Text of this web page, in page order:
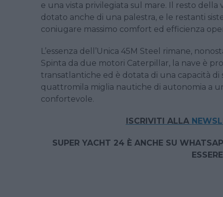
e una vista privilegiata sul mare. Il resto
dotato anche di una palestra, e le restanti
coniugare massimo comfort ed efficienza
L’essenza dell’Unica 45M Steel rimane,
Spinta da due motori Caterpillar, la nave è
transatlantiche ed è dotata di una capacità
quattromila miglia nautiche di autonomia a
confortevole.
ISCRIVITI ALLA
SUPER YACHT 24 È ANCHE SU